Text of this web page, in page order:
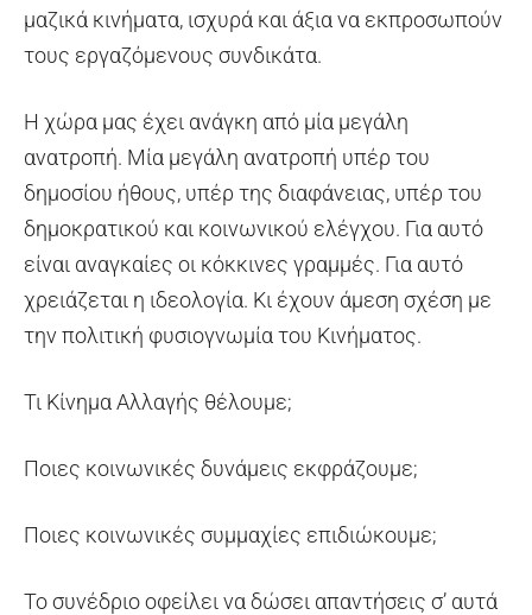
μαζικά κινήματα, ισχυρά και άξια να εκπροσωπούν
τους εργαζόμενους συνδικάτα.
Η χώρα μας έχει ανάγκη από μία μεγάλη
ανατροπή. Μία μεγάλη ανατροπή υπέρ του
δημοσίου ήθους, υπέρ της διαφάνειας, υπέρ του
δημοκρατικού και κοινωνικού ελέγχου. Για αυτό
είναι αναγκαίες οι κόκκινες γραμμές. Για αυτό
χρειάζεται η ιδεολογία. Κι έχουν άμεση σχέση με
την πολιτική φυσιογνωμία του Κινήματος.
Τι Κίνημα Αλλαγής θέλουμε;
Ποιες κοινωνικές δυνάμεις εκφράζουμε;
Ποιες κοινωνικές συμμαχίες επιδιώκουμε;
Το συνέδριο οφείλει να δώσει απαντήσεις σ’ αυτά